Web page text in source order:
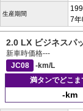
生産期間
7年
2.0 LX ビジネスパ
新車時価格---
JC08
-km/L
満タンでどこま
-km